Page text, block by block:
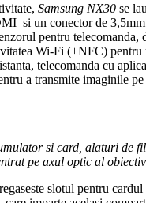
Samsung NX30 se
si un conector de
pentru telecomanda,
Wi-Fi (+NFC) pentru
telecomanda cu
a transmite imaginile
si card, alaturi de
pe axul optic al
slotul pentru